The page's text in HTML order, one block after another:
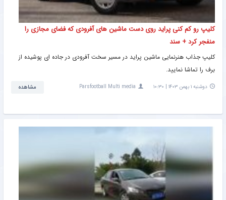
کلیپ رو کم کنی پراید روی دست ماشین های آفرودی که فضای مجازی را
منفجر کرد + سند
کلیپ جذاب هنرنمایی ماشین پراید در مسیر سخت آفرودی در جاده ای پوشیده از
برف را تماشا نمایید.
دوشنبه ۱ بهمن ۱۴۰۳ | ۱۰:۳۰ Parsfootball Multi media مشاهده